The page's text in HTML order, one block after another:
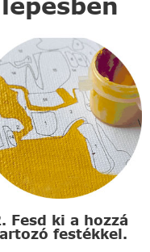
Fesd ki a hozzá
festékkel.